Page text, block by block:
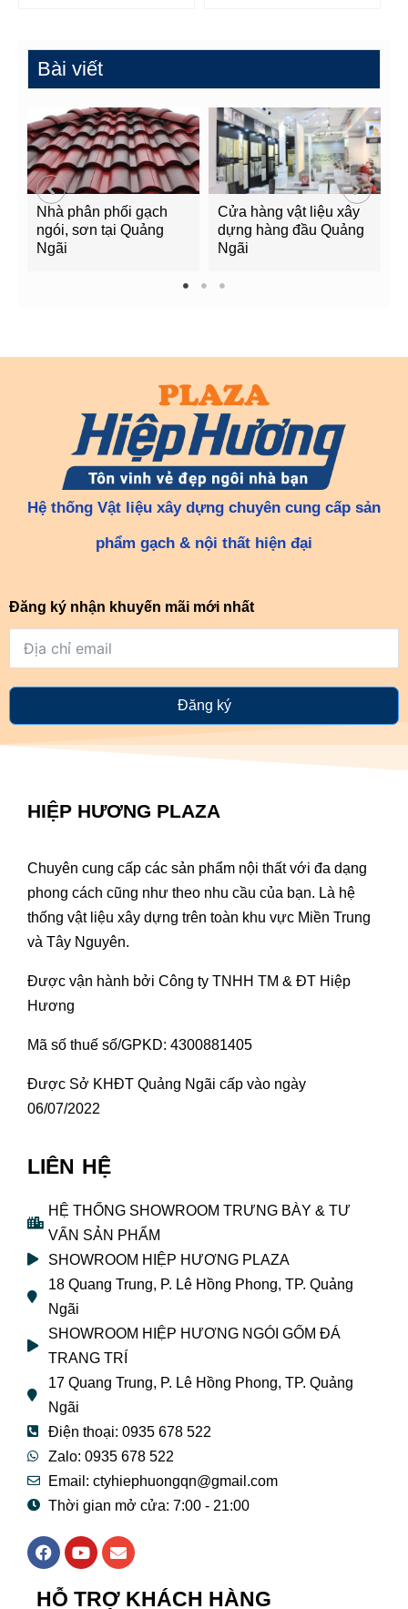
Bài viết
Nhà phân phối gạch
ngói, sơn tại Quảng
Ngãi
Cửa hàng vật liệu xây
dựng hàng đầu Quảng
Ngãi
1 2 3
Hệ thống Vật liệu xây dựng chuyên cung cấp sản
phẩm gạch & nội thất hiện đại
Đăng ký nhận khuyến mãi mới nhất
Đăng ký
HIỆP HƯƠNG PLAZA
Chuyên cung cấp các sản phẩm nội thất với đa dạng
phong cách cũng như theo nhu cầu của bạn. Là hệ
thống vật liệu xây dựng trên toàn khu vực Miền Trung
và Tây Nguyên.
Được vận hành bởi Công ty TNHH TM & ĐT Hiệp
Hương
Mã số thuế số/GPKD: 4300881405
Được Sở KHĐT Quảng Ngãi cấp vào ngày
06/07/2022
LIÊN HỆ
HỆ THỐNG SHOWROOM TRƯNG BÀY & TƯ
VẤN SẢN PHẨM
SHOWROOM HIỆP HƯƠNG PLAZA
18 Quang Trung, P. Lê Hồng Phong, TP. Quảng
Ngãi
SHOWROOM HIỆP HƯƠNG NGÓI GỐM ĐÁ
TRANG TRÍ
17 Quang Trung, P. Lê Hồng Phong, TP. Quảng
Ngãi
Điện thoại: 0935 678 522
Zalo: 0935 678 522
Email: ctyhiephuongqn@gmail.com
Thời gian mở cửa: 7:00 - 21:00
F
a
e
Y
o
t
E
n
e
HỖ TRỢ KHÁCH HÀNG